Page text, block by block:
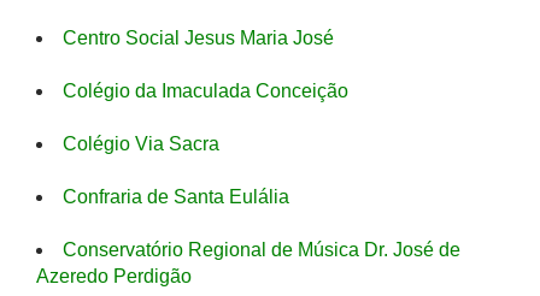
Centro Social Jesus Maria José
Colégio da Imaculada Conceição
Colégio Via Sacra
Confraria de Santa Eulália
Conservatório Regional de Música Dr. José de
Azeredo Perdigão